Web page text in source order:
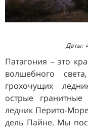
Даты:
Патагония – это
волшебного
грохочущих
острые
ледник Перито-
дель Пайне. Мы